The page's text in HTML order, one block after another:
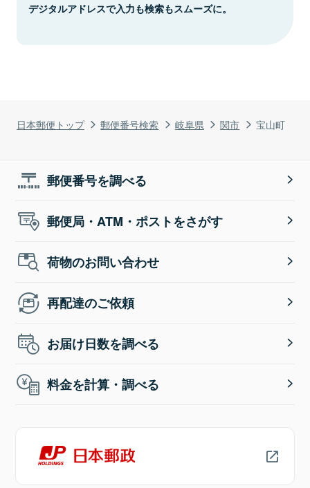
日本郵便トップ 郵便番号検索 岐阜県 関市 宝山町
デジタルアドレスで入力も検索もスムーズに。
郵便番号を調べる
郵便局・ATM・ポストをさがす
荷物のお問い合わせ
再配達のご依頼
お届け日数を調べる
料金を計算・調べる